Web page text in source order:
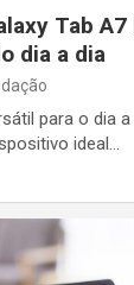
Tab
dia a dia
para o dia
ideal…